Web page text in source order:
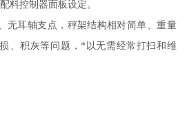
控制器面板设定。
无耳轴支点，秤架结构相对简单、重量
、积灰等问题，*以无需经常打扫和维